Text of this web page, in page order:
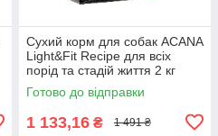
Сухий корм для собак ACANA
Light&Fit Recipe для всіх
порід та стадій життя 2 кг
(a51220)
Готово до відправки
1 133,16 ₴ 1 491 ₴